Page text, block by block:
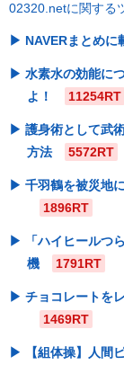
02320.netに関する
NAVERまとめに
水素水の効能に
よ！
11254RT
護身術として武
方法
5572RT
千羽鶴を被災地
1896RT
「ハイヒールつ
機
1791RT
チョコレートを
1469RT
【組体操】人間